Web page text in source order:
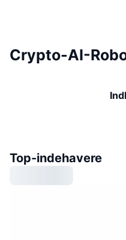
Crypto-AI-
Top-indehavere